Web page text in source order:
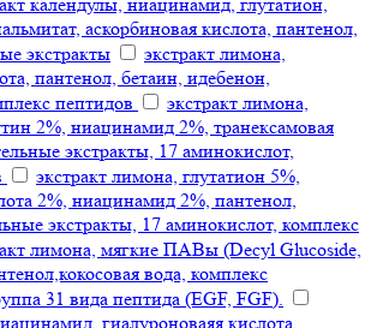
аскорбиновая кислота, пантенол,
экстракты
экстракт лимона,
пантенол, бетаин, идебенон,
пептидов
экстракт лимона,
2%, ниацинамид 2%, транексамовая
экстракты, 17 аминокислот,
экстракт лимона, глутатион 5%,
2%, ниацинамид 2%, пантенол,
экстракты, 17 аминокислот, комплекс
лимона, мягкие ПАВы (Decyl Glucoside,
вода, комплекс
31 вида пептида (EGF, FGF).
гиалуроноваяя кислота,